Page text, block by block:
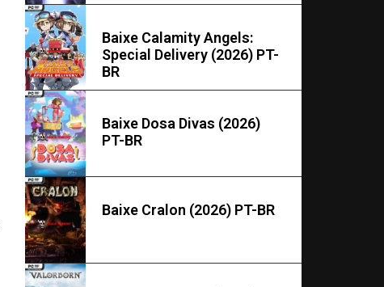
Baixe Calamity Angels:
Special Delivery (2026) PT-
BR
Baixe Dosa Divas (2026)
PT-BR
Baixe Cralon (2026) PT-BR